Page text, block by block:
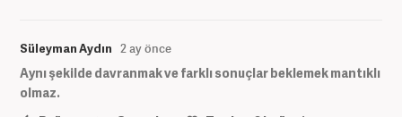
Süleyman Aydın 2 ay önce
Aynı şekilde davranmak ve farklı sonuçlar beklemek mantıklı
olmaz.